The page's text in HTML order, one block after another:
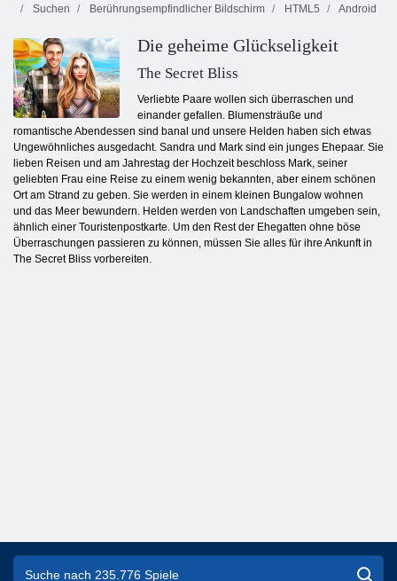
Suchen
Berührungsempfindlicher Bildschirm HTML5 Android
Die geheime Glückseligkeit
The Secret Bliss
Verliebte Paare wollen sich überraschen und
einander gefallen. Blumensträuße und
romantische Abendessen sind banal und unsere Helden haben sich etwas
Ungewöhnliches ausgedacht. Sandra und Mark sind ein junges Ehepaar. Sie
lieben Reisen und am Jahrestag der Hochzeit beschloss Mark, seiner
geliebten Frau eine Reise zu einem wenig bekannten, aber einem schönen
Ort am Strand zu geben. Sie werden in einem kleinen Bungalow wohnen
und das Meer bewundern. Helden werden von Landschaften umgeben sein,
ähnlich einer Touristenpostkarte. Um den Rest der Ehegatten ohne böse
Überraschungen passieren zu können, müssen Sie alles für ihre Ankunft in
The Secret Bliss vorbereiten.